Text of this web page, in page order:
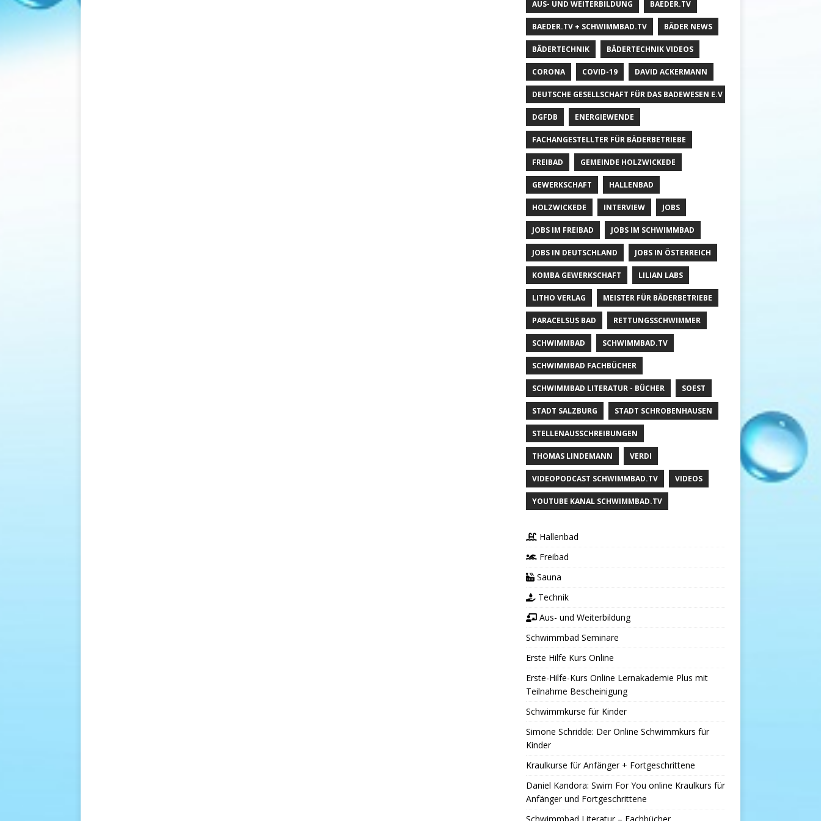
AUS- UND WEITERBILDUNG BAEDER.TV
BAEDER.TV + SCHWIMMBAD.TV BÄDER NEWS
BÄDERTECHNIK BÄDERTECHNIK VIDEOS
CORONA COVID-19 DAVID ACKERMANN
DEUTSCHE GESELLSCHAFT FÜR DAS BADEWESEN E.V
DGFDB ENERGIEWENDE
FACHANGESTELLTER FÜR BÄDERBETRIEBE
FREIBAD GEMEINDE HOLZWICKEDE
GEWERKSCHAFT HALLENBAD
HOLZWICKEDE INTERVIEW JOBS
JOBS IM FREIBAD JOBS IM SCHWIMMBAD
JOBS IN DEUTSCHLAND JOBS IN ÖSTERREICH
KOMBA GEWERKSCHAFT LILIAN LABS
LITHO VERLAG MEISTER FÜR BÄDERBETRIEBE
PARACELSUS BAD RETTUNGSSCHWIMMER
SCHWIMMBAD SCHWIMMBAD.TV
SCHWIMMBAD FACHBÜCHER
SCHWIMMBAD LITERATUR - BÜCHER SOEST
STADT SALZBURG STADT SCHROBENHAUSEN
STELLENAUSSCHREIBUNGEN
THOMAS LINDEMANN VERDI
VIDEOPODCAST SCHWIMMBAD.TV VIDEOS
YOUTUBE KANAL SCHWIMMBAD.TV
Hallenbad
Freibad
Sauna
Technik
Aus- und Weiterbildung
Schwimmbad Seminare
Erste Hilfe Kurs Online
Erste-Hilfe-Kurs Online Lernakademie Plus mit
Teilnahme Bescheinigung
Schwimmkurse für Kinder
Simone Schridde: Der Online Schwimmkurs für
Kinder
Kraulkurse für Anfänger + Fortgeschrittene
Daniel Kandora: Swim For You online Kraulkurs für
Anfänger und Fortgeschrittene
Schwimmbad Literatur – Fachbücher